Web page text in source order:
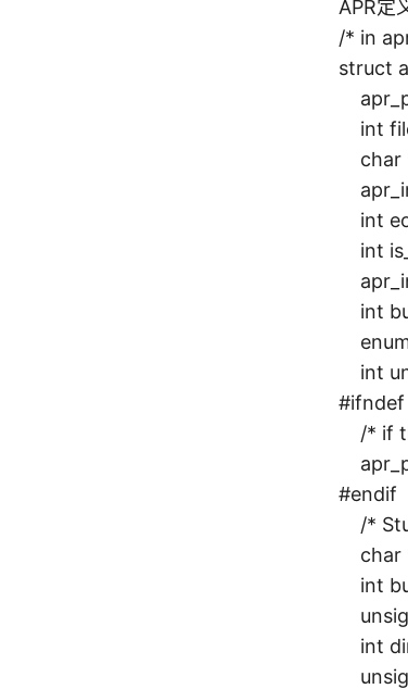
APR定
/* in
struct
int
char
int
int
int
enum
int
#ifndef
/* if
#endif
/*
char
int
int